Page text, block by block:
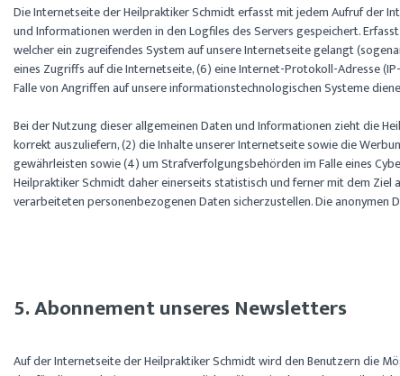
Die Internetseite der Heilpraktiker Schmidt erfasst mit jedem Aufruf der
und Informationen werden in den Logfiles des Servers gespeichert.
welcher ein zugreifendes System auf unsere Internetseite gelangt
eines Zugriffs auf die Internetseite, (6) eine Internet-Protokoll-Adresse
Falle von Angriffen auf unsere informationstechnologischen Systeme
Bei der Nutzung dieser allgemeinen Daten und Informationen zieht die
korrekt auszuliefern, (2) die Inhalte unserer Internetseite sowie die
gewährleisten sowie (4) um Strafverfolgungsbehörden im Falle eines
Heilpraktiker Schmidt daher einerseits statistisch und ferner mit dem
verarbeiteten personenbezogenen Daten sicherzustellen. Die
5. Abonnement unseres Newsletters
Auf der Internetseite der Heilpraktiker Schmidt wird den Benutzern die